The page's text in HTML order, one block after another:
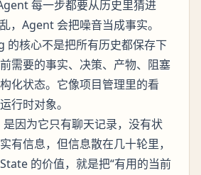
每一步都要从历史里猜进
，Agent 会把噪音当成事实。
核心不是把所有历史都保存下
需要的事实、决策、产物、阻塞
化状态。它像项目管理里的看
行时对象。
因为它只有聊天记录，没有状
有信息，但信息散在几十轮里，
的价值，就是把“有用的当前